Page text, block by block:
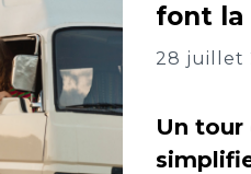
font la
28 juillet
Un tour